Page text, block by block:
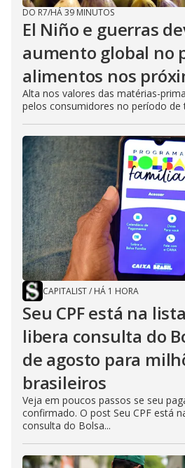
DO R7/HÁ 39 MINUTOS
El Niño e guerras
aumento global no
alimentos nos
Alta nos valores das matérias-
pelos consumidores no período de
CAPITALIST/ HÁ 1 HORA
Seu CPF está na
libera consulta do
de agosto para
brasileiros
Veja em poucos passos se seu
confirmado. O post Seu CPF está
consulta do Bolsa...